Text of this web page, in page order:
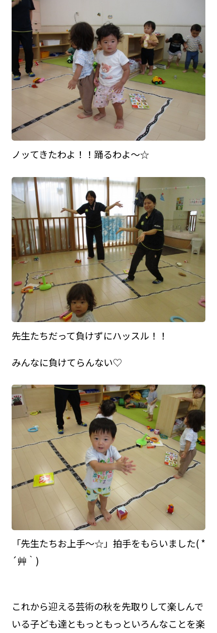
ノッてきたわよ！！踊るわよ～☆
先生たちだって負けずにハッスル！！
みんなに負けてらんない♡
「先生たちお上手～☆」拍手をもらいました( *
´艸｀)
これから迎える芸術の秋を先取りして楽しんで
いる子ども達ともっともっといろんなことを楽